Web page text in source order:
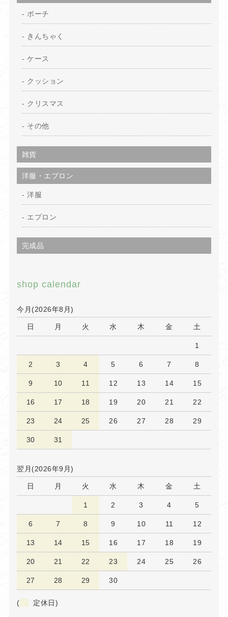
ポーチ
きんちゃく
ケース
クッション
クリスマス
その他
雑貨
洋服・エプロン
洋服
エプロン
完成品
shop calendar
今月(2026年8月)
日 月 火 水 木 金 土
1
2 3 4 5 6 7 8
9 10 11 12 13 14 15
16 17 18 19 20 21 22
23 24 25 26 27 28 29
30 31
翌月(2026年9月)
日 月 火 水 木 金 土
1 2 3 4 5
6 7 8 9 10 11 12
13 14 15 16 17 18 19
20 21 22 23 24 25 26
27 28 29 30
( 定休日)